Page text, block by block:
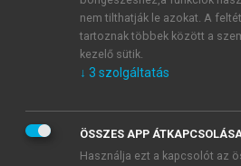
mersz.huoldalak
tudomásul veszem és elfogadom.
nem tilthatják le azokat. A
tartoznak többek között a
kezelő sütik.
↓ 3 szolgáltatás
ÖSSZES APP
Használja ezt a kapcsolót az